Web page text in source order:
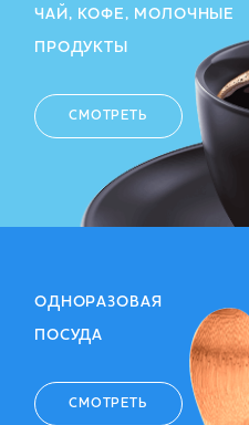
ЧАЙ, КОФЕ, МОЛОЧНЫЕ
ПРОДУКТЫ
СМОТРЕТЬ
ОДНОРАЗОВАЯ
ПОСУДА
СМОТРЕТЬ